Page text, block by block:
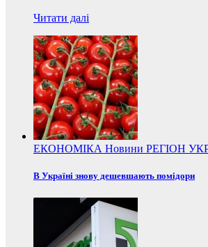
Читати далі
ЕКОНОМІКА Новини РЕГІОН
В Україні знову дешевшають помідори